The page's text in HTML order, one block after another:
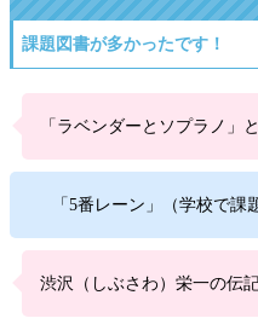
課題図書が多かったです！
「ラベンダーとソプラノ」
「5番レーン」（学校で課
渋沢（しぶさわ）栄一の伝